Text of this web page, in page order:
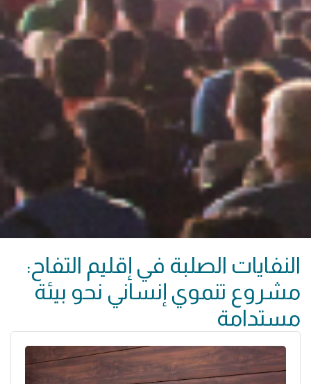
النفايات الصلبة في إقليم التفاح:
مشروع تنموي إنساني نحو بيئة
مستدامة